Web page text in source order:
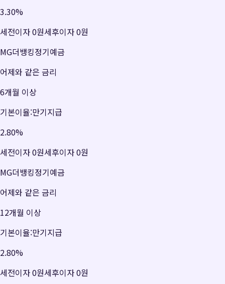
3.30%
세전이자0원세후이자0원
MG더뱅킹정기예금
어제와 같은 금리
6개월 이상
기본이율:만기지급
2.80%
세전이자0원세후이자0원
MG더뱅킹정기예금
어제와 같은 금리
12개월 이상
기본이율:만기지급
2.80%
세전이자0원세후이자0원